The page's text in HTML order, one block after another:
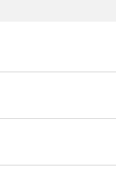
电力等专业全日制
其自动化、电力